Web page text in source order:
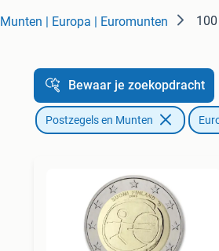
Munten | Europa | Euromunten
Bewaar je zoekopdracht
Postzegels en Munten